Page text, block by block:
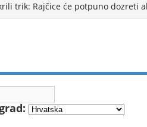
trik: Rajčice će potpuno dozreti